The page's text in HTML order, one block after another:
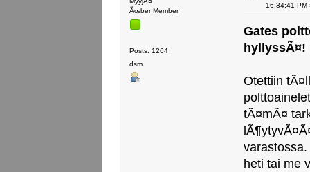
Ãœber Member
Posts: 1264
dsm
16:34:41 PM
Gates
hyllyssÃ¤!
Otettiin
tÃ¤mÃ¤
heti tai me